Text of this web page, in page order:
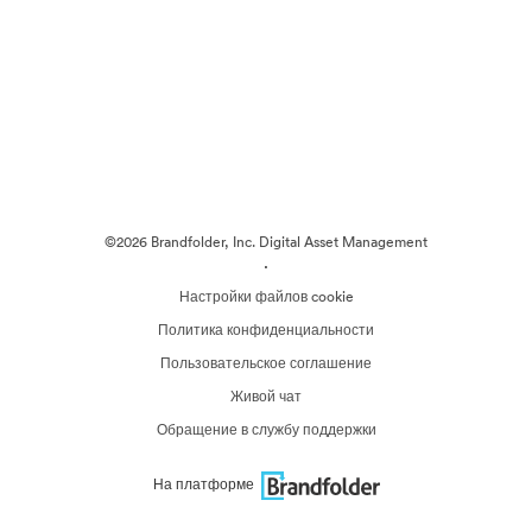
©2026 Brandfolder, Inc. Digital Asset Management
·
Настройки файлов cookie
Политика конфиденциальности
Пользовательское соглашение
Живой чат
Обращение в службу поддержки
На платформе